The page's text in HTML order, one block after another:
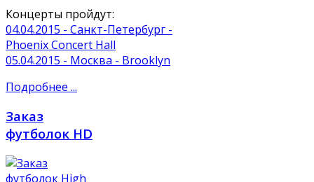
Концерты пройдут:
04.04.2015 - Санкт-Петербург -
Phoenix Concert Hall
05.04.2015 - Москва - Brooklyn
Подробнее ...
Заказ
футболок HD